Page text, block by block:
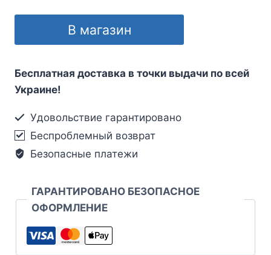
В магазин
Бесплатная доставка в точки выдачи по всей
Украине!
Удовольствие гарантировано
Беспроблемный возврат
Безопасные платежи
ГАРАНТИРОВАНО БЕЗОПАСНОЕ
ОФОРМЛЕНИЕ